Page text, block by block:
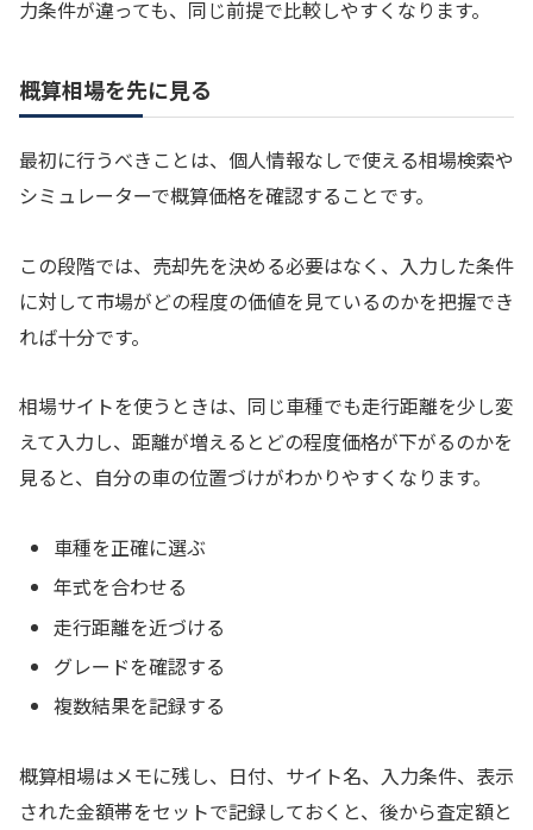
力条件が違っても、同じ前提で比較しやすくなります。
概算相場を先に見る
最初に行うべきことは、個人情報なしで使える相場検索や
シミュレーターで概算価格を確認することです。
この段階では、売却先を決める必要はなく、入力した条件
に対して市場がどの程度の価値を見ているのかを把握でき
れば十分です。
相場サイトを使うときは、同じ車種でも走行距離を少し変
えて入力し、距離が増えるとどの程度価格が下がるのかを
見ると、自分の車の位置づけがわかりやすくなります。
車種を正確に選ぶ
年式を合わせる
走行距離を近づける
グレードを確認する
複数結果を記録する
概算相場はメモに残し、日付、サイト名、入力条件、表示
された金額帯をセットで記録しておくと、後から査定額と